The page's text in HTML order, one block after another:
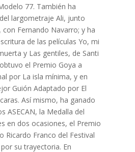
77. También ha
largometraje Ali, junto
Fernando Navarro; y ha
de las películas Yo, mi
y Las gentiles, de Santi
el Premio Goya a
por La isla mínima, y en
Guión Adaptado por El
Así mismo, ha ganado
ASECAN, la Medalla del
en dos ocasiones, el Premio
Ricardo Franco del Festival
su trayectoria. En